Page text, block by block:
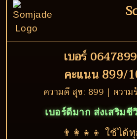
เบอร์
คะแนน 899/
ความดี สุข: 899 | ความ
เบอร์ดีมาก ส่งเสริม
👨‍👩‍👧‍👦 ใช้ได้